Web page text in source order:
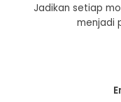
Jadikan setiap
menjadi